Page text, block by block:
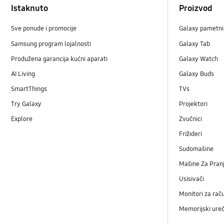
Istaknuto
Sve ponude i promocije
Samsung program lojalnosti
Produžena garancija kućni aparati
AI Living
SmartThings
Try Galaxy
Explore
Proizvod
Galaxy
Galaxy Tab
Galaxy Watch
Galaxy Buds
TVs
Projektori
Zvučnici
Frižideri
Sudomašine
Mašine Za
Usisivači
Monitori za
Memorijski